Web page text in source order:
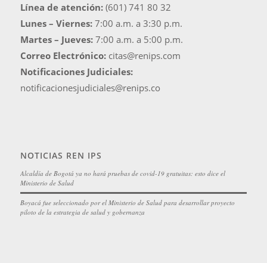
Línea de atención: (601) 741 80 32
Lunes – Viernes: 7:00 a.m. a 3:30 p.m.
Martes – Jueves: 7:00 a.m. a 5:00 p.m.
Correo Electrónico: citas@renips.com
Notificaciones Judiciales:
notificacionesjudiciales@renips.co
NOTICIAS REN IPS
Alcaldía de Bogotá ya no hará pruebas de covid-19 gratuitas: esto dice el
Ministerio de Salud
Boyacá fue seleccionado por el Ministerio de Salud para desarrollar proyecto
piloto de la estrategia de salud y gobernanza